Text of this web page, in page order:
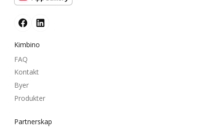
Kimbino
FAQ
Kontakt
Byer
Produkter
Partnerskap